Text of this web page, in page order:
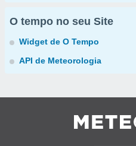
O tempo no seu Site
Widget de O Tempo
API de Meteorologia